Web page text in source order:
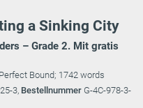
a Sinking City
– Grade 2. Mit gratis
Bound; 1742 words
3, Bestellnummer G-4C-978-3-